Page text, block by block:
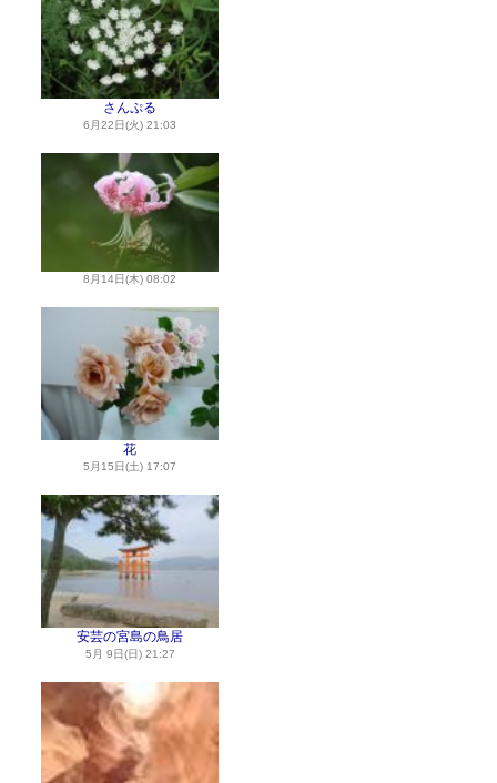
さんぷる
6月22日(火) 21:03
8月14日(木) 08:02
花
5月15日(土) 17:07
安芸の宮島の鳥居
5月 9日(日) 21:27